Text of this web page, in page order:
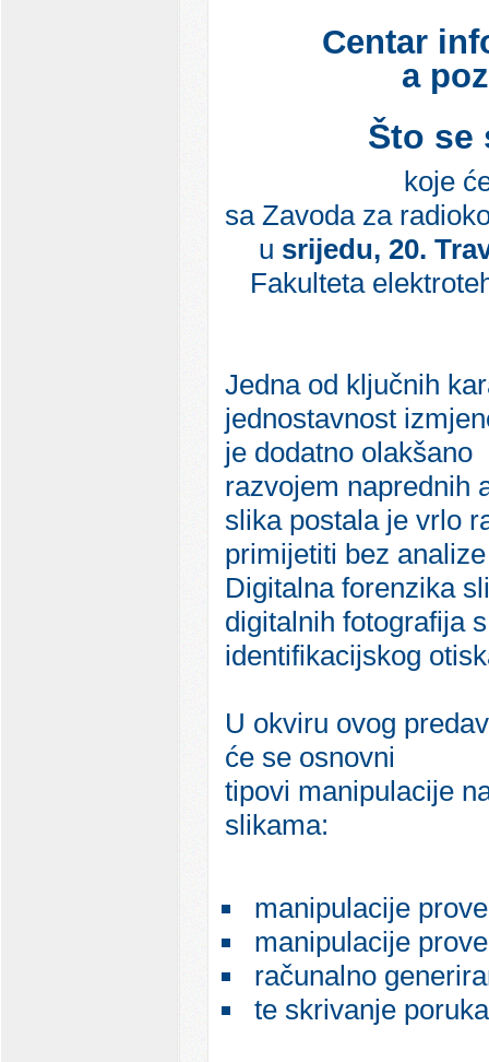
Centar
a
Što se
koje
sa Zavoda za
u srijedu, 20.
Fakulteta
Jedna od ključnih
jednostavnost
je dodatno olakšano
razvojem naprednih
slika postala je vrlo
primijetiti bez
Digitalna forenzika
digitalnih fotografija
identifikacijskog
U okviru ovog
će se osnovni
tipovi manipulacije
slikama:
manipulacije
manipulacije
računalno
te skrivanje